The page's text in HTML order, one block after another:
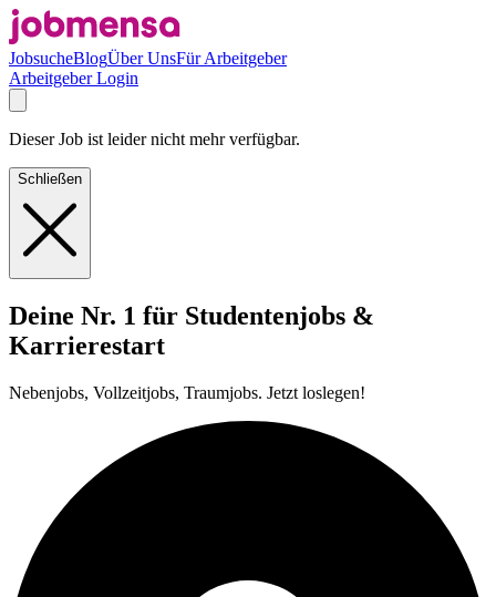
JobsucheBlogÜber UnsFür Arbeitgeber
Arbeitgeber Login
Dieser Job ist leider nicht mehr verfügbar.
Schließen
Deine Nr. 1 für Studentenjobs &
Karrierestart
Nebenjobs, Vollzeitjobs, Traumjobs. Jetzt loslegen!